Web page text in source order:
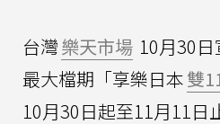
台灣樂天市場 10月30
最大檔期「享樂日本雙
10月30日起至11月11日